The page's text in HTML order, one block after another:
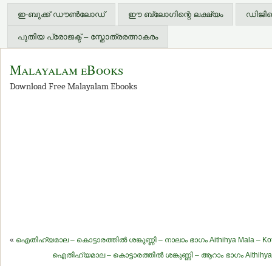
ഇ-ബുക്ക് ഡൗണ്‍ലോഡ് ഈ ബ്ലോഗിന്റെ ലക്ഷ്യം
പുതിയ പ്രോജക്ട് – സ്തോത്രരത്നാകരം
Malayalam eBooks
Download Free Malayalam Ebooks
« ഐതിഹ്യമാല – കൊട്ടാരത്തില്‍ ശങ്കുണ്ണി – നാലാം ഭാഗം Aithihya Mala –
ഐതിഹ്യമാല – കൊട്ടാരത്തില്‍ ശങ്കുണ്ണി – ആറാം ഭാഗം Aithihya